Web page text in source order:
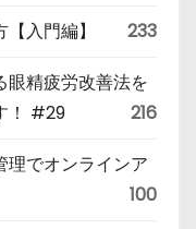
入門編】 233
眼精疲労改善法を
！ #29
216
理でオンラインア
100